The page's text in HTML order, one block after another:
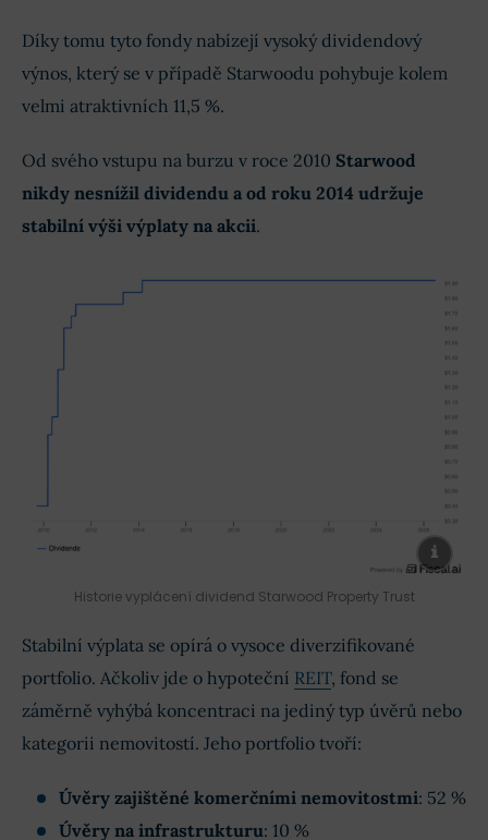
Díky tomu tyto fondy nabízejí vysoký dividendový
výnos, který se v případě Starwoodu pohybuje kolem
velmi atraktivních 11,5 %.
Od svého vstupu na burzu v roce 2010 Starwood
nikdy nesnížil dividendu a od roku 2014 udržuje
stabilní výši výplaty na akcii.
Historie vyplácení dividend Starwood Property Trust
Stabilní výplata se opírá o vysoce diverzifikované
portfolio. Ačkoliv jde o hypoteční REIT, fond se
záměrně vyhýbá koncentraci na jediný typ úvěrů nebo
kategorii nemovitostí. Jeho portfolio tvoří:
Úvěry zajištěné komerčními nemovitostmi: 52 %
Úvěry na infrastrukturu: 10 %